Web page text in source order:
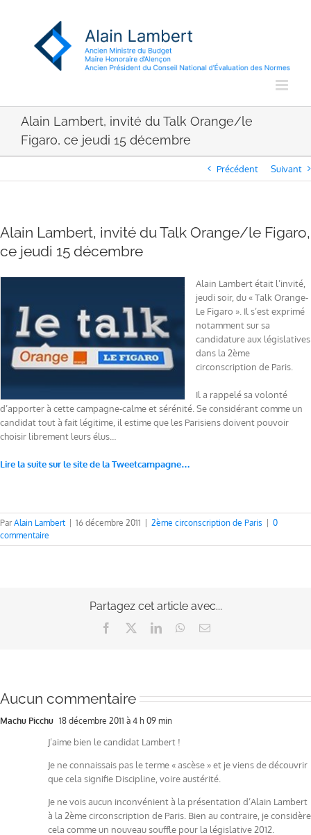
Alain Lambert, invité du Talk Orange/le
Figaro, ce jeudi 15 décembre
Précédent Suivant
Alain Lambert, invité du Talk Orange/le Figaro,
ce jeudi 15 décembre
Alain Lambert était l’invité,
jeudi soir, du « Talk Orange-
Le Figaro ». Il s’est exprimé
notamment sur sa
candidature aux législatives
dans la 2ème
circonscription de Paris.
Il a rappelé sa volonté
d’apporter à cette campagne-calme et sérénité. Se considérant comme un
candidat tout à fait légitime, il estime que les Parisiens doivent pouvoir
choisir librement leurs élus…
Lire la suite sur le site de la Tweetcampagne…
ParAlain Lambert 16 décembre 2011 2ème circonscription de Paris
0
commentaire
Partagez cet article avec...
Facebook LinkedInWhatsApp
Email
Aucun commentaire
Machu Picchu 18 décembre 2011 à 4 h 09 min
J’aime bien le candidat Lambert !
Je ne connaissais pas le terme « ascèse » et je viens de découvrir
que cela signifie Discipline, voire austérité.
Je ne vois aucun inconvénient à la présentation d’Alain Lambert
à la 2ème circonscription de Paris. Bien au contraire, je considère
cela comme un nouveau souffle pour la législative 2012.